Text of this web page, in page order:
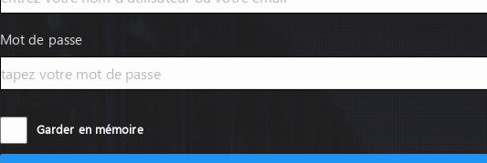
Mot de passe
Garder en mémoire